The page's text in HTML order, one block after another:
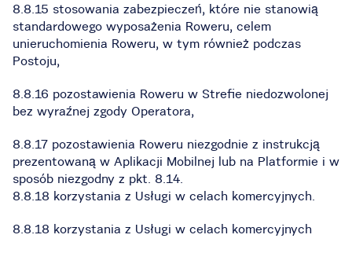
8.8.15 stosowania zabezpieczeń, które nie stanowią
standardowego wyposażenia Roweru, celem
unieruchomienia Roweru, w tym również podczas
Postoju,
8.8.16 pozostawienia Roweru w Strefie niedozwolonej
bez wyraźnej zgody Operatora,
8.8.17 pozostawienia Roweru niezgodnie z instrukcją
prezentowaną w Aplikacji Mobilnej lub na Platformie i w
sposób niezgodny z pkt. 8.14.
8.8.18 korzystania z Usługi w celach komercyjnych.
8.8.18 korzystania z Usługi w celach komercyjnych